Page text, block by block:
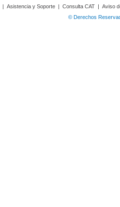
| Asistencia y Soporte | Consulta CAT | Aviso
© Derechos